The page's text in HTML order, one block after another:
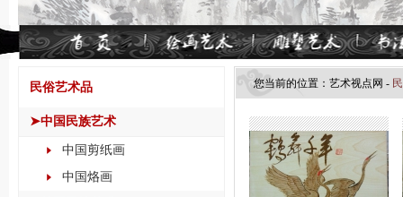
民俗艺术品
➤中国民族艺术
中国剪纸画
中国烙画
您当前的位置： 艺术视点网 -